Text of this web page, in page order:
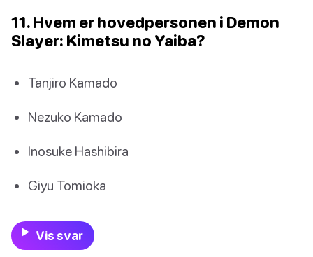
11. Hvem er hovedpersonen i Demon
Slayer: Kimetsu no Yaiba?
Tanjiro Kamado
Nezuko Kamado
Inosuke Hashibira
Giyu Tomioka
Vis svar